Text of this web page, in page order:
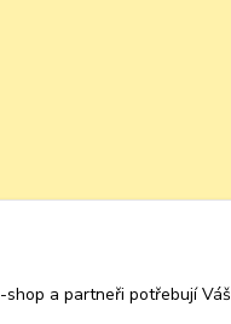
shop a partneři potřebují Váš